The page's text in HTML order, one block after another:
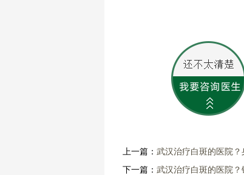
上一篇： 武汉治疗白斑的医院
下一篇： 武汉治疗白斑的医院